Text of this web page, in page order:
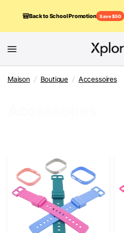
🎒Back to School Promotion Save $50
Maison / Boutique / Accessoires